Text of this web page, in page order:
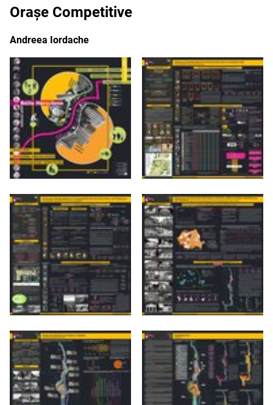
Orașe Competitive
Andreea Iordache